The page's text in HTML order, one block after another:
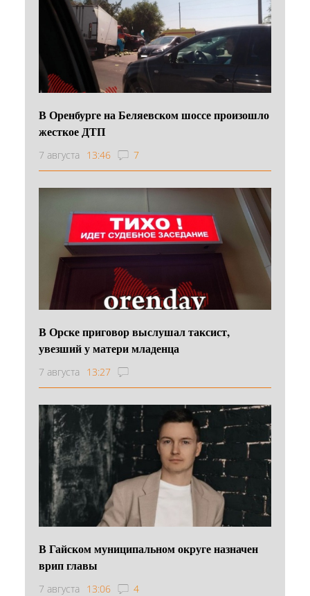
В Оренбурге на Беляевском шоссе произошло
жесткое ДТП
7 августа 13:46 7
В Орске приговор выслушал таксист,
увезший у матери младенца
7 августа 13:27
В Гайском муниципальном округе назначен
врип главы
7 августа 13:06 4